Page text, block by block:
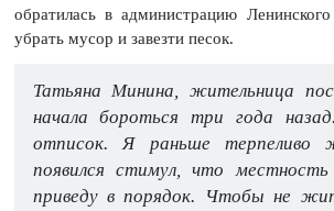
обратилась в администрацию
убрать мусор и завезти песок.
Татьяна Минина, жительница
начала бороться три года
отписок. Я раньше терпеливо
появился стимул, что
приведу в порядок. Чтобы не